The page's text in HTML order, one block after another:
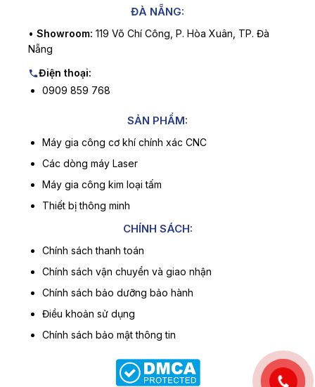
ĐÀ NẴNG:
• Showroom: 119 Võ Chí Công, P. Hòa Xuân, TP. Đà
Nẵng
Điện thoại:
0909 859 768
SẢN PHẨM:
Máy gia công cơ khí chính xác CNC
Các dòng máy Laser
Máy gia công kim loại tấm
Thiết bị thông minh
CHÍNH SÁCH:
Chính sách thanh toán
Chính sách vận chuyển và giao nhận
Chính sách bảo dưỡng bảo hành
Điều khoản sử dụng
Chính sách bảo mật thông tin